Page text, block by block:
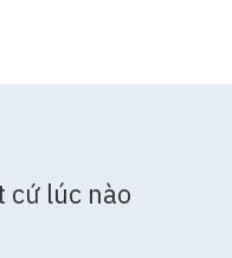
cứ lúc nào